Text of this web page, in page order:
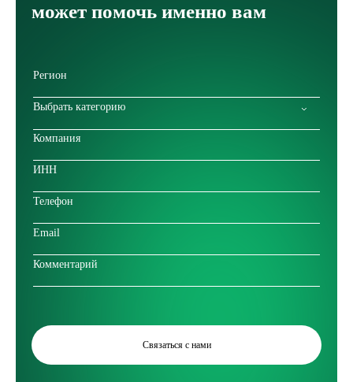
может помочь именно вам
Выбрать категорию
Связаться с нами